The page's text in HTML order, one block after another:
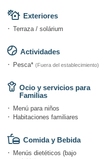
Exteriores
Terraza / solárium
Actividades
Pesca* (Fuera del establecimiento)
Ocio y servicios para
Familias
Menú para niños
Habitaciones familiares
Comida y Bebida
Menús dietéticos (bajo